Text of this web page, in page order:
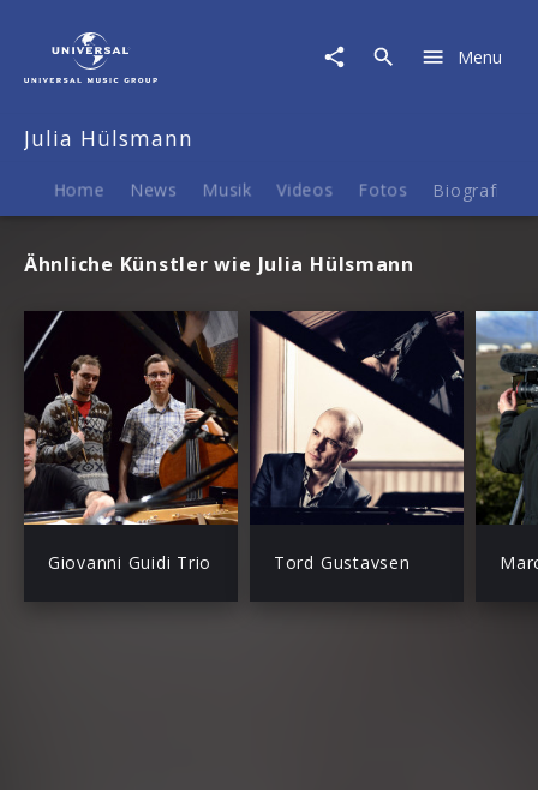
Hülsmann
Termine
Menu
Julia Hülsmann
Home News Musik Videos Fotos Biografie
Ähnliche Künstler wie Julia Hülsmann
Giovanni Guidi Trio Tord Gustavsen